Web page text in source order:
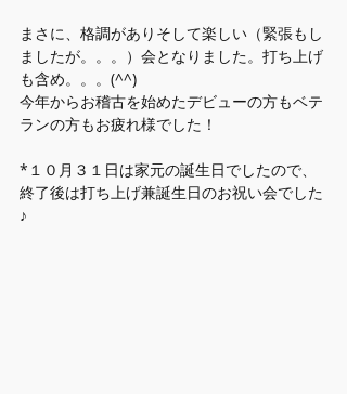
まさに、格調がありそして楽しい（緊張もし
ましたが。。。）会となりました。打ち上げ
も含め。。。(^^)
今年からお稽古を始めたデビューの方もベテ
ランの方もお疲れ様でした！
*１０月３１日は家元の誕生日でしたので、
終了後は打ち上げ兼誕生日のお祝い会でした
♪